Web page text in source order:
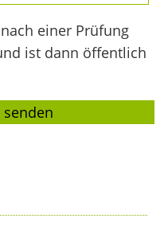
einer Prüfung
ist dann öffentlich